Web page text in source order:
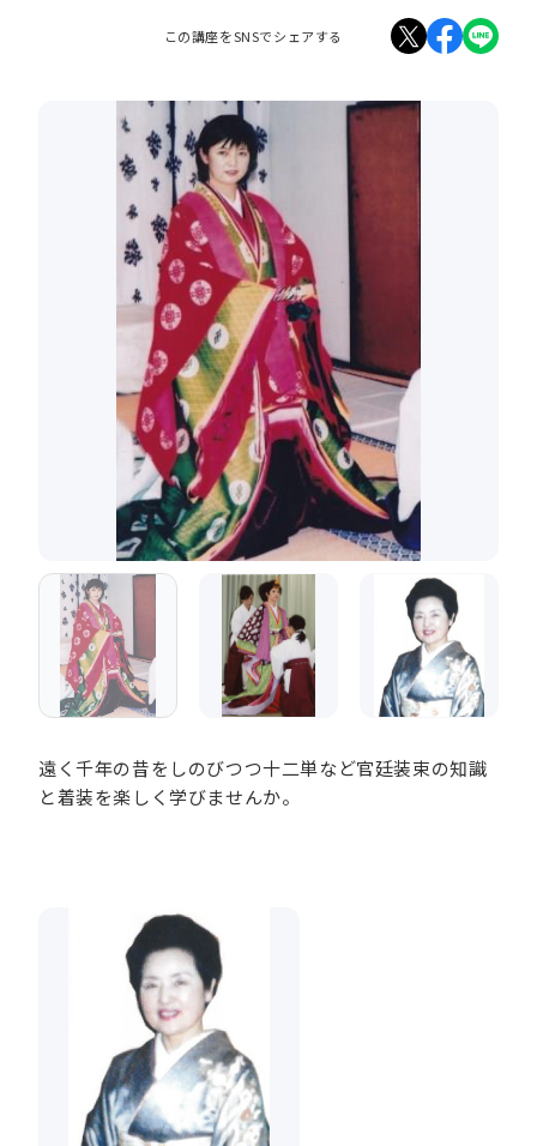
この講座をSNSでシェアする
遠く千年の昔をしのびつつ十二単など官廷装束の知識
と着装を楽しく学びませんか。